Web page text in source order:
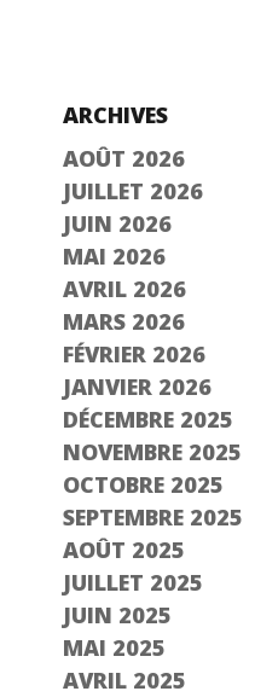
ARCHIVES
AOÛT 2026
JUILLET 2026
JUIN 2026
MAI 2026
AVRIL 2026
MARS 2026
FÉVRIER 2026
JANVIER 2026
DÉCEMBRE 2025
NOVEMBRE 2025
OCTOBRE 2025
SEPTEMBRE 2025
AOÛT 2025
JUILLET 2025
JUIN 2025
MAI 2025
AVRIL 2025